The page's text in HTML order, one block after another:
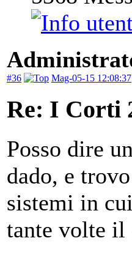
#36 Mag-05-15 12:08:37
Re: I Corti
Posso dire
dado, e
sistemi in
tante volte il